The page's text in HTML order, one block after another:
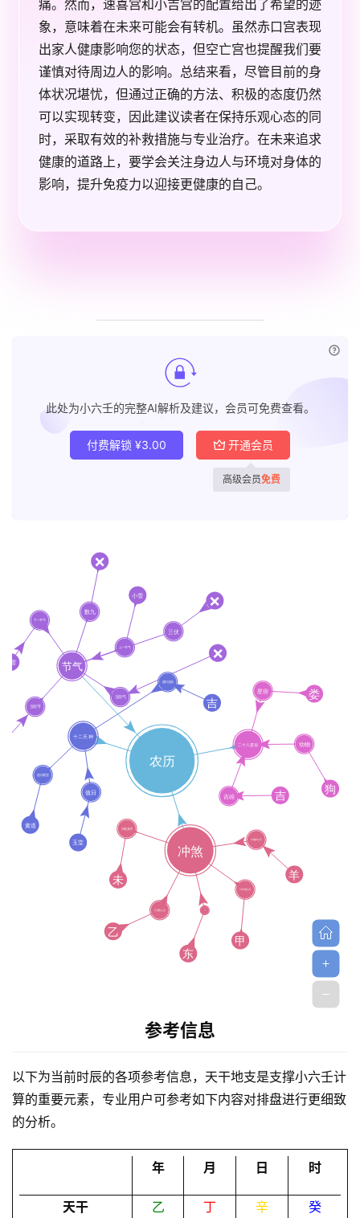
黄
历
占
痛。然而，速喜宫和小吉宫的配置给出了希望的迹
象，意味着在未来可能会有转机。虽然赤口宫表现
出家人健康影响您的状态，但空亡宫也提醒我们要
谨慎对待周边人的影响。总结来看，尽管目前的身
体状况堪忧，但通过正确的方法、积极的态度仍然
可以实现转变，因此建议读者在保持乐观心态的同
时，采取有效的补救措施与专业治疗。在未来追求
健康的道路上，要学会关注身边人与环境对身体的
影响，提升免疫力以迎接更健康的自己。
此处为小六壬的完整AI解析及建议，会员可免费查看。
付费解锁 ¥3.00 开通会员
高级会员免费
参考信息
以下为当前时辰的各项参考信息，天干地支是支撑小六壬计
算的重要元素，专业用户可参考如下内容对排盘进行更细致
的分析。
年 月 日 时
天干 乙 丁 辛 癸